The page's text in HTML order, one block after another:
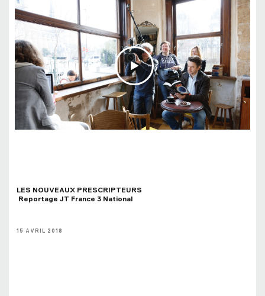
LES NOUVEAUX PRESCRIPTEURS
Reportage JT France 3 National
15 AVRIL 2018